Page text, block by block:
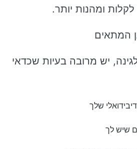
ומהנות יותר.
יש מרובה בעיות שכדאי
שלך
שיש לך